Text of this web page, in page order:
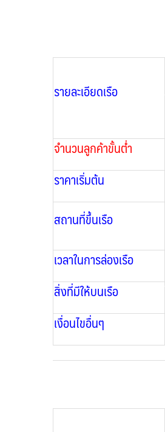
รายละเอียดเรือ
จำนวนลูกค้าขั้นต่ำ
ราคาเริ่มต้น
สถานที่ขึ้นเรือ
เวลาในการล่องเรือ
สิ่งที่มีให้บนเรือ
เงื่อนไขอื่นๆ